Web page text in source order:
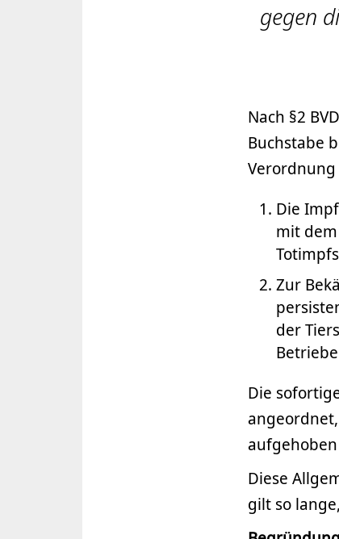
gegen
Nach §2
Buchstabe
Die
mit
Zur
der
Die
Diese
gilt so